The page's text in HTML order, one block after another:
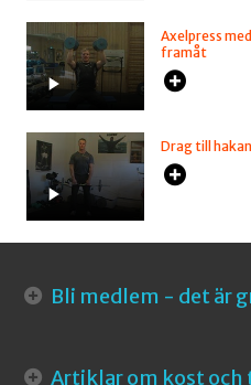
Axelpress
framåt
Drag till hakan
Bli medlem - det är
Artiklar om kost och